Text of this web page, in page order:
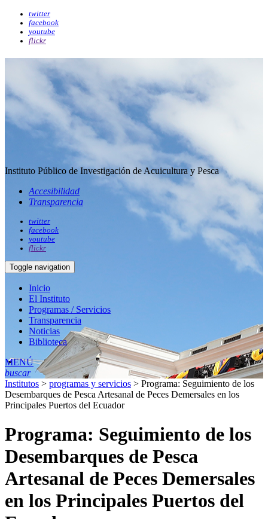
twitter
facebook
youtube
flickr
Instituto Público de Investigación de Acuicultura y Pesca
Accesibilidad
Transparencia
twitter
facebook
youtube
flickr
Toggle navigation
Inicio
El Instituto
Programas / Servicios
Transparencia
Noticias
Biblioteca
MENÚ
buscar
Institutos > programas y servicios > Programa: Seguimiento de los
Desembarques de Pesca Artesanal de Peces Demersales en los
Principales Puertos del Ecuador
Programa: Seguimiento de los
Desembarques de Pesca
Artesanal de Peces Demersales
en los Principales Puertos del